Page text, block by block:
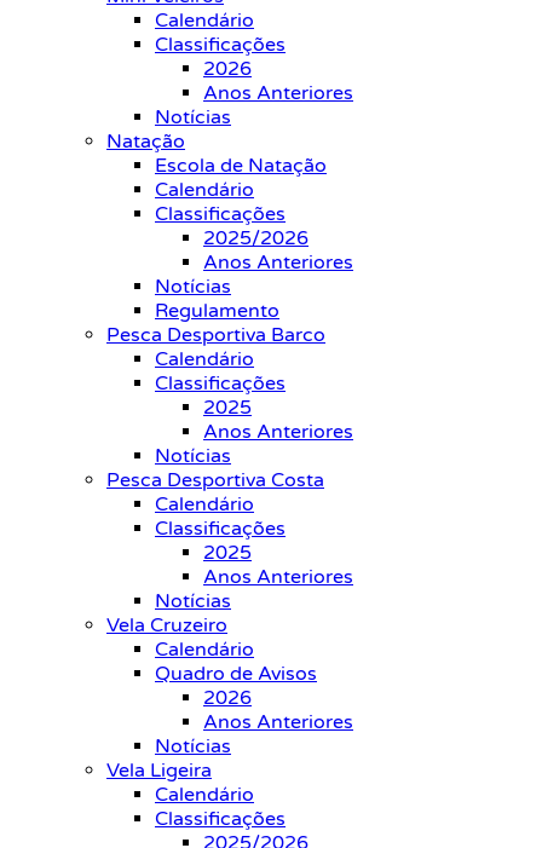
Calendário
Classificações
2026
Anos Anteriores
Notícias
Natação
Escola de Natação
Calendário
Classificações
2025/2026
Anos Anteriores
Notícias
Regulamento
Pesca Desportiva Barco
Calendário
Classificações
2025
Anos Anteriores
Notícias
Pesca Desportiva Costa
Calendário
Classificações
2025
Anos Anteriores
Notícias
Vela Cruzeiro
Calendário
Quadro de Avisos
2026
Anos Anteriores
Notícias
Vela Ligeira
Calendário
Classificações
2025/2026